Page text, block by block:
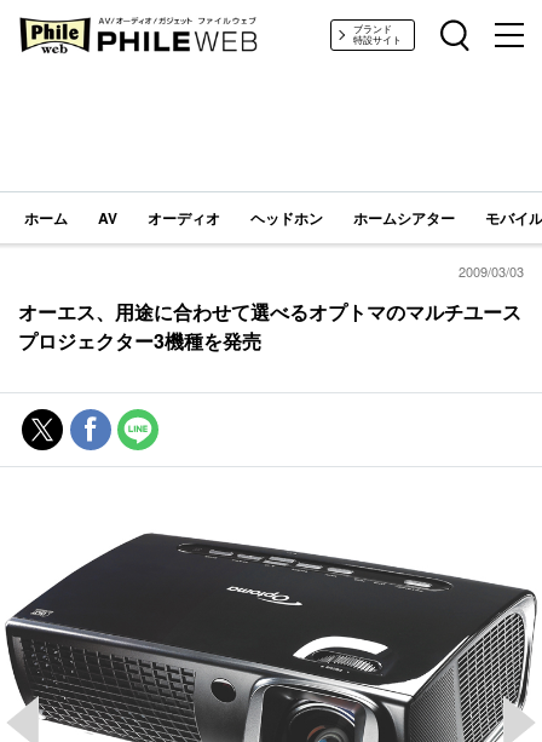
PHILE WEB｜AV/オーディオ/ガジェットブランド
特設サイト
ホーム AV オーディオ ヘッドホン ホームシアター モバイ
2009/03/03
オーエス、用途に合わせて選べるオプトマのマルチユース
プロジェクター3機種を発売